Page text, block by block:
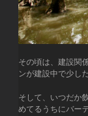
その頃は、建設関
ンが建設中で少し
そして、いつだか
めてるうちにバー